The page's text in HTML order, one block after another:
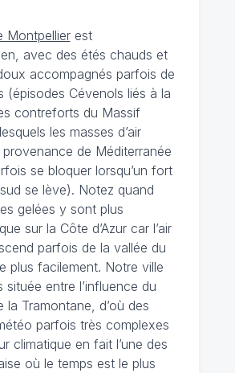
Montpellierest
avec des étés chauds et
accompagnés parfois de
(épisodes Cévenols liés à la
contreforts du Massif
les masses d’air
de Méditerranée
se bloquer lorsqu’un fort
se lève). Notez quand
gelées y sont plus
sur la Côte d’Azur car l’air
parfois de la vallée du
plus facilement. Notre ville
située entre l’influence du
la Tramontane, d’où des
parfois très complexes
climatique en fait l’une des
où le temps est le plus